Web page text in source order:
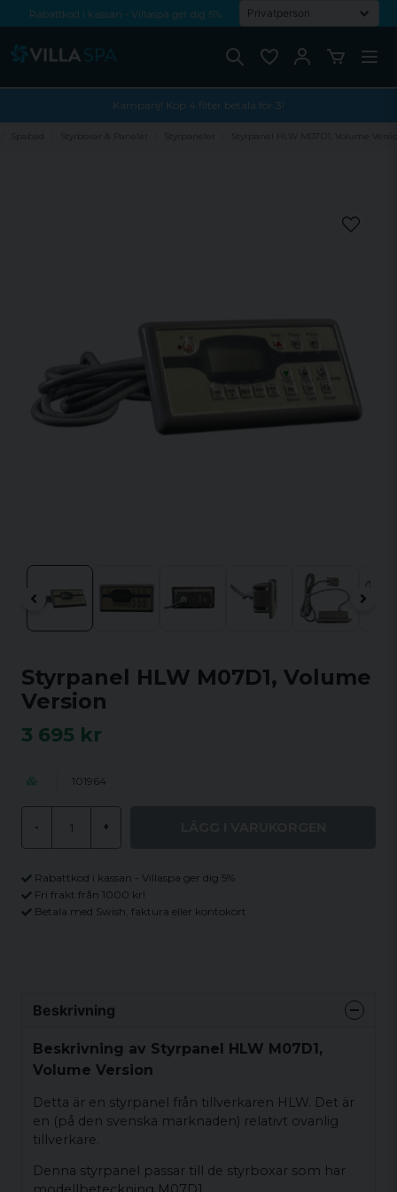
Rabattkod i kassan - Villaspa ger dig 5%
Kampanj! Köp 4 filter betala för 3!
Spabad Styrboxar & Paneler Styrpaneler Styrpanel HLW M07D1, Volume
Styrpanel HLW M07D1, Volume
Version
3 695 kr
101964
- +
Rabattkod i kassan - Villaspa ger dig 5%
Fri frakt från 1000 kr!
Betala med Swish, faktura eller kontokort
Beskrivning
Beskrivning av Styrpanel HLW M07D1,
Volume Version
Detta är en styrpanel från tillverkaren HLW. Det är
en (på den svenska marknaden) relativt ovanlig
tillverkare.
Denna styrpanel passar till de styrboxar som har